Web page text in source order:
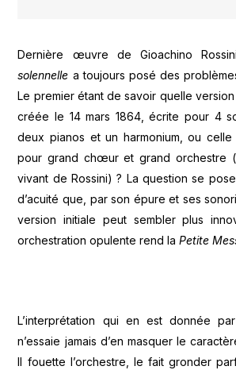
Dernière œuvre de Gioachino
solennelle a toujours posé des
Le premier étant de savoir quelle version
créée le 14 mars 1864, écrite pour 4
deux pianos et un harmonium, ou
pour grand chœur et grand orchestre
vivant de Rossini) ? La question se
d’acuité que, par son épure et ses
version initiale peut sembler plus
orchestration opulente rend laPetite
L’interprétation qui en est donnée par
n’essaie jamais d’en masquer le
Il fouette l’orchestre, le fait gronder